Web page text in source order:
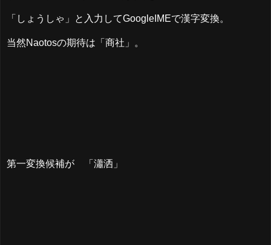
「しょうしゃ」と入力してGoogleIMEで漢字変換。
当然Naotosの期待は「商社」。
第一変換候補が 「瀟洒」